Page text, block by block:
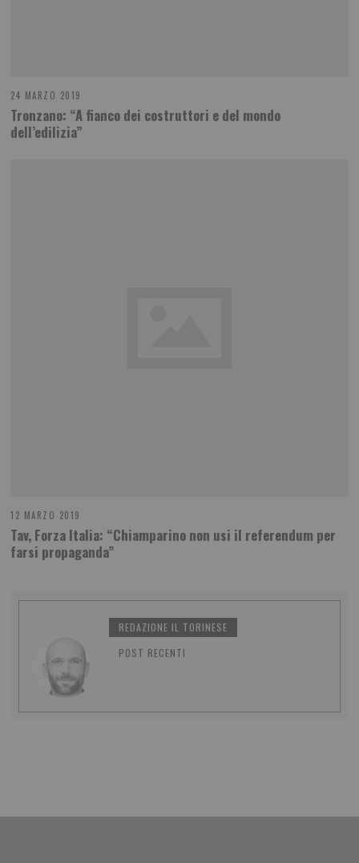
24 MARZO 2019
Tronzano: “A fianco dei costruttori e del mondo
dell’edilizia”
12 MARZO 2019
Tav, Forza Italia: “Chiamparino non usi il referendum per
farsi propaganda”
REDAZIONE IL TORINESE
POST RECENTI